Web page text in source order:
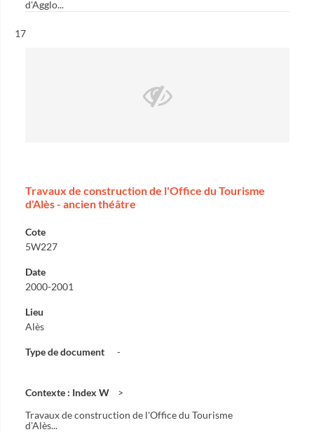
d'Agglo...
Résultat n°
17
Travaux de construction de l'Office du Tourisme
d'Alès - ancien théâtre
Cote
5W227
Date
2000-2001
Lieu
Alès
Type de document -
Contexte : Index W
Travaux de construction de l'Office du Tourisme
d'Alès...